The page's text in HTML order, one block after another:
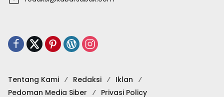
Tentang Kami Redaksi
Iklan
Pedoman Media Siber
Privasi Policy